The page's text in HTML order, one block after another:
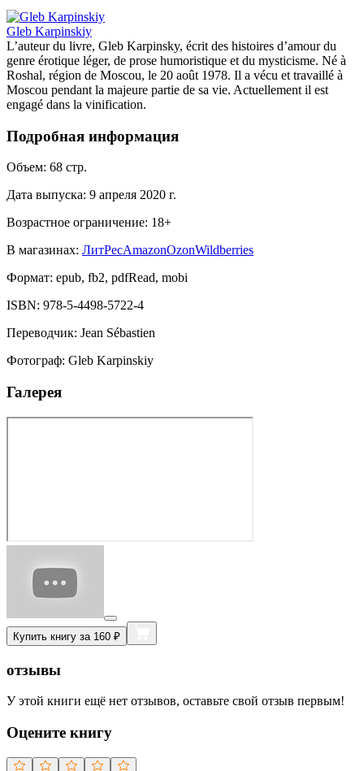
Gleb Karpinskiy
L’auteur du livre, Gleb Karpinsky, écrit des histoires d’amour du
genre érotique léger, de prose humoristique et du mysticisme. Né à
Roshal, région de Moscou, le 20 août 1978. Il a vécu et travaillé à
Moscou pendant la majeure partie de sa vie. Actuellement il est
engagé dans la vinification.
Подробная информация
Объем: 68 стр.
Дата выпуска: 9 апреля 2020 г.
Возрастное ограничение: 18+
В магазинах: ЛитРесAmazonOzonWildberries
Формат: epub, fb2, pdfRead, mobi
ISBN: 978-5-4498-5722-4
Переводчик: Jean Sébastien
Фотограф: Gleb Karpinskiy
Галерея
Купить книгу за 160 ₽
отзывы
У этой книги ещё нет отзывов, оставьте свой отзыв первым!
Оцените книгу